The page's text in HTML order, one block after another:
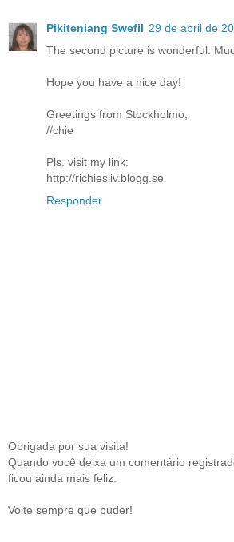
Pikiteniang Swefil 29 de abril de
The second picture is wonderful.
Hope you have a nice day!
Greetings from Stockholmo,
//chie
Pls. visit my link:
http://richiesliv.blogg.se
Responder
Obrigada por sua visita!
Quando você deixa um comentário
ficou ainda mais feliz.
Volte sempre que puder!